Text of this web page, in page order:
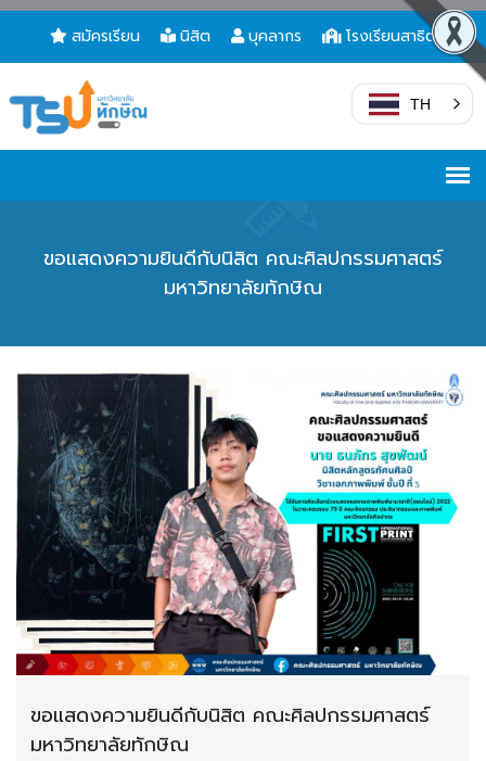
สมัครเรียน นิสิต บุคลากร โรงเรียนสาธิต
TH
ขอแสดงความยินดีกับนิสิต คณะศิลปกรรมศาสตร์
มหาวิทยาลัยทักษิณ
ขอแสดงความยินดีกับนิสิต คณะศิลปกรรมศาสตร์
มหาวิทยาลัยทักษิณ